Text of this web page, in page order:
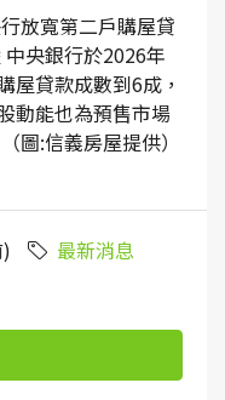
放寬第二戶購屋貸
央銀行於2026年
屋貸款成數到6成，
動能也為預售市場
圖:信義房屋提供）
最新消息